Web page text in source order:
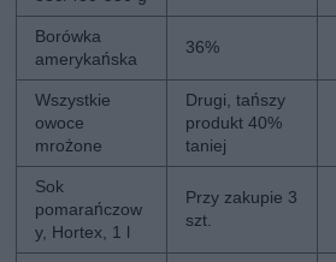
Borówka
amerykańska
36%
Wszystkie
owoce
mrożone
Drugi, tańszy
produkt 40%
taniej
Sok
pomarańczow
y, Hortex, 1 l
Przy zakupie 3
szt.